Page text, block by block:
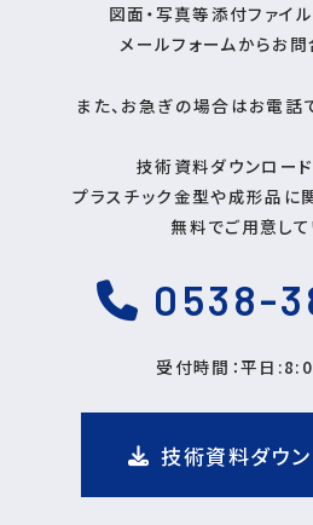
図面・写真等添付ファイ
メールフォームからお問
また、お急ぎの場合はお電話
技術資料ダウンロー
プラスチック金型や成形品に
無料でご用意して
0538-
受付時間：平日
技術資料ダウ